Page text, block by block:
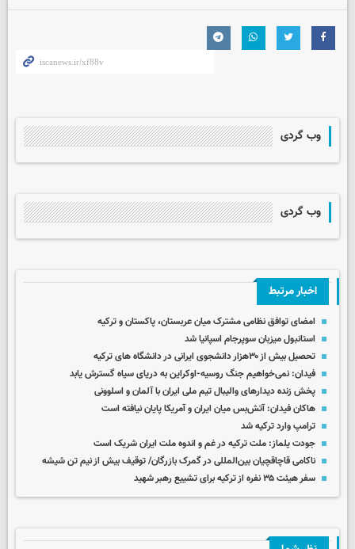
وب گردی
وب گردی
اخبار مرتبط
امضای توافق نظامی مشترک میان عربستان، پاکستان و ترکیه
استانبول میزبان سوپرجام اسپانیا شد
تحصیل بیش از ۳۰هزار دانشجوی ایرانی در دانشگاه های ترکیه
فیدان: نمی‌خواهیم جنگ روسیه-اوکراین به دریای سیاه گسترش یابد
پخش زنده دیدارهای والیبال تیم ملی ایران با آلمان و اسلوونی
هاکان فیدان: آتش‌بس میان ایران و آمریکا پایان نیافته است
ترامپ وارد ترکیه شد
جودت یلماز: ملت ترکیه در غم و اندوه ملت ایران شریک است
ناکامی قاچاقچیان بین‌المللی در گمرک بازرگان/ توقیف بیش از نیم تن شیشه
سفر هیئت ۳۵ نفره از ترکیه برای تشییع رهبر شهید